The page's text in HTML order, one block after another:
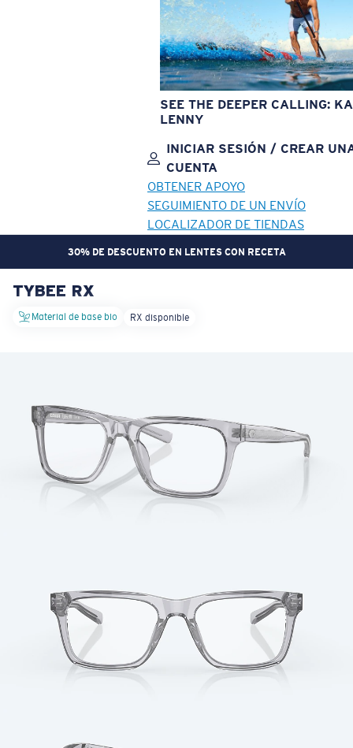
SEE THE DEEPER CALLING:
LENNY
INICIAR SESIÓN / CREAR
CUENTA
OBTENER APOYO
SEGUIMIENTO DE UN ENVÍO
LOCALIZADOR DE TIENDAS
30% DE DESCUENTO EN LENTES CON RECETA
OBJETIVO ACTUALIZADO
Precio: Sin cargo
Cantidad:
TYBEE RX
Material de base bio RX disponible